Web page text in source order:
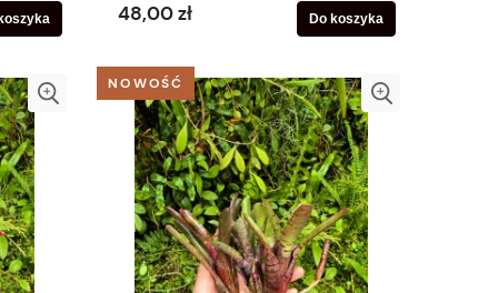
48,00 zł Do koszyka
NOWOŚĆ